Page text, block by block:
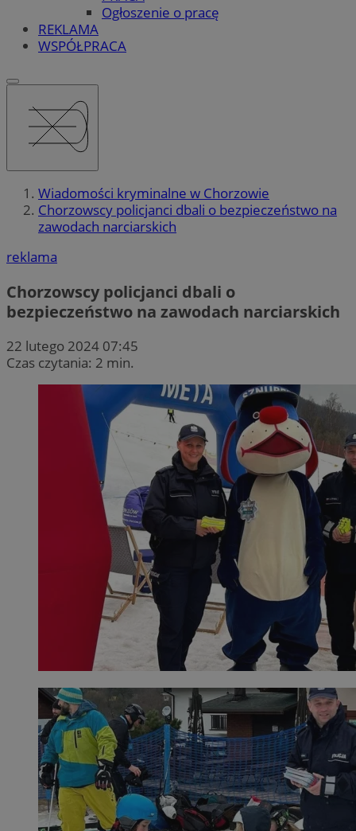
Ogłoszenie o pracę
REKLAMA
WSPÓŁPRACA
Wiadomości kryminalne w Chorzowie
Chorzowscy policjanci dbali o bezpieczeństwo na
zawodach narciarskich
reklama
Chorzowscy policjanci dbali o
bezpieczeństwo na zawodach narciarskich
22 lutego 2024 07:45
Czas czytania: 2 min.